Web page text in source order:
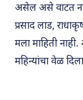
असेल असे वाटत
प्रसाद लाड,
मला माहिती
महिन्यांचा वेळ